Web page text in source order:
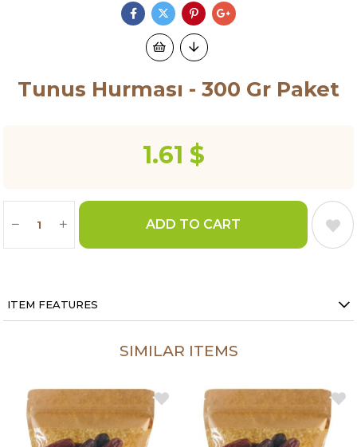
Tunus Hurması - 300 Gr Paket
1.61 $
ITEM FEATURES
SIMILAR ITEMS